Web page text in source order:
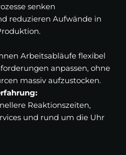
senken
reduzieren Aufwände in
Arbeitsabläufe flexibel
anpassen, ohne
massiv aufzustocken.
Reaktionszeiten,
und rund um die Uhr